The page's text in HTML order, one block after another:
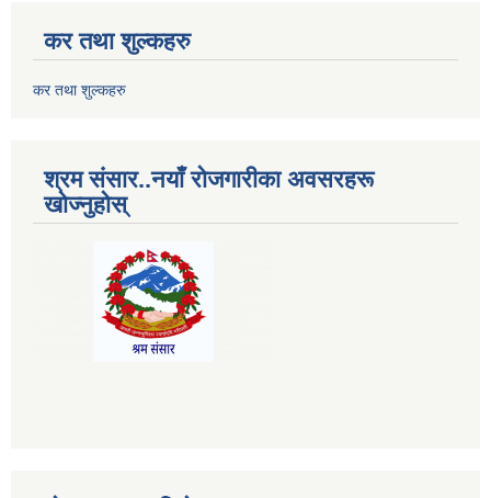
कर तथा शुल्कहरु
कर तथा शुल्कहरु
श्रम संसार..नयाँ रोजगारीका अवसरहरू
खोज्नुहोस्